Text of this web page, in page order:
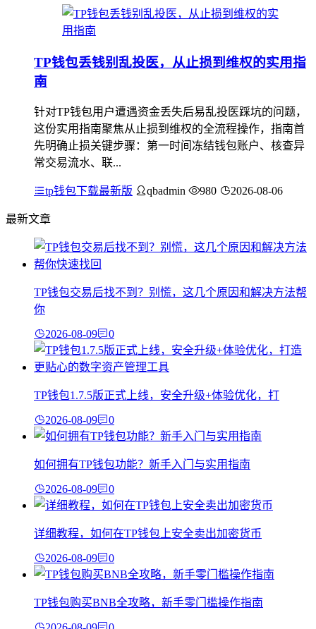
TP钱包丢钱别乱投医，从止损到维权的实用指
南
针对TP钱包用户遭遇资金丢失后易乱投医踩坑的问题，
这份实用指南聚焦从止损到维权的全流程操作，指南首
先明确止损关键步骤：第一时间冻结钱包账户、核查异
常交易流水、联...
tp钱包下载最新版 qbadmin 980 2026-08-06
最新文章
TP钱包交易后找不到？别慌，这几个原因和解决方法帮
你
2026-08-09 0
TP钱包1.7.5版正式上线，安全升级+体验优化，打
2026-08-09 0
如何拥有TP钱包功能？新手入门与实用指南
2026-08-09 0
详细教程，如何在TP钱包上安全卖出加密货币
2026-08-09 0
TP钱包购买BNB全攻略，新手零门槛操作指南